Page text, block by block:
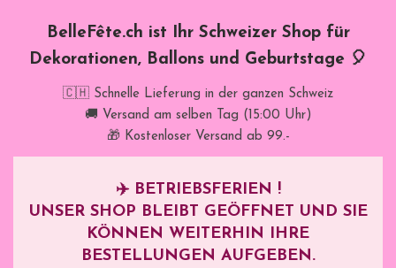
BelleFête.ch ist Ihr Schweizer Shop für
Dekorationen, Ballons und Geburtstage 🎈
🇨🇭 Schnelle Lieferung in der ganzen Schweiz
🚚 Versand am selben Tag (15:00 Uhr)
🎁 Kostenloser Versand ab 99.-
✈️ BETRIEBSFERIEN !
UNSER SHOP BLEIBT GEÖFFNET UND SIE
KÖNNEN WEITERHIN IHRE
BESTELLUNGEN AUFGEBEN.